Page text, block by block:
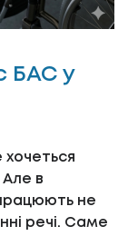
БАС у
хочеться
Але в
не
речі. Саме